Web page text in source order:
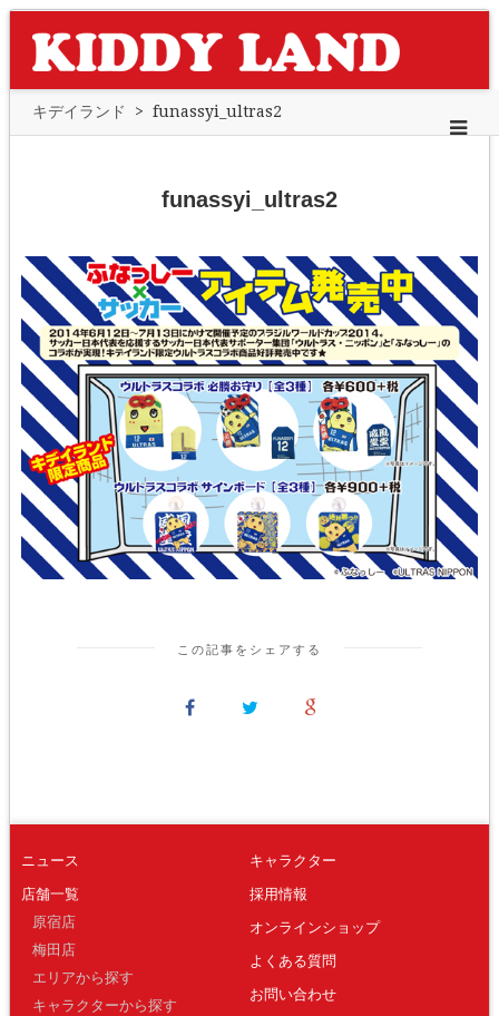
キデイランド > funassyi_ultras2
funassyi_ultras2
この記事をシェアする
ニュース
店舗一覧
原宿店
梅田店
エリアから探す
キャラクターから探す
キャラクター
採用情報
オンラインショップ
よくある質問
お問い合わせ